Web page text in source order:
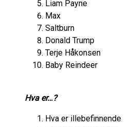
Liam Payne
Max
Saltburn
Donald Trump
Terje Håkonsen
Baby Reindeer
Hva er…?
Hva er illebefinnende